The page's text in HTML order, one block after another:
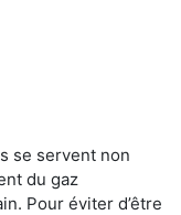
se servent non
du gaz
Pour éviter d’être